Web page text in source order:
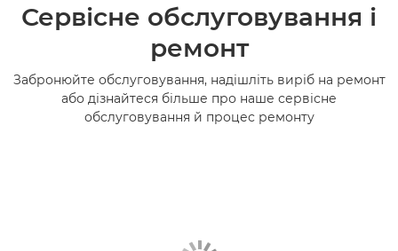
Сервісне обслуговування і
ремонт
Забронюйте обслуговування, надішліть виріб на ремонт
або дізнайтеся більше про наше сервісне
обслуговування й процес ремонту